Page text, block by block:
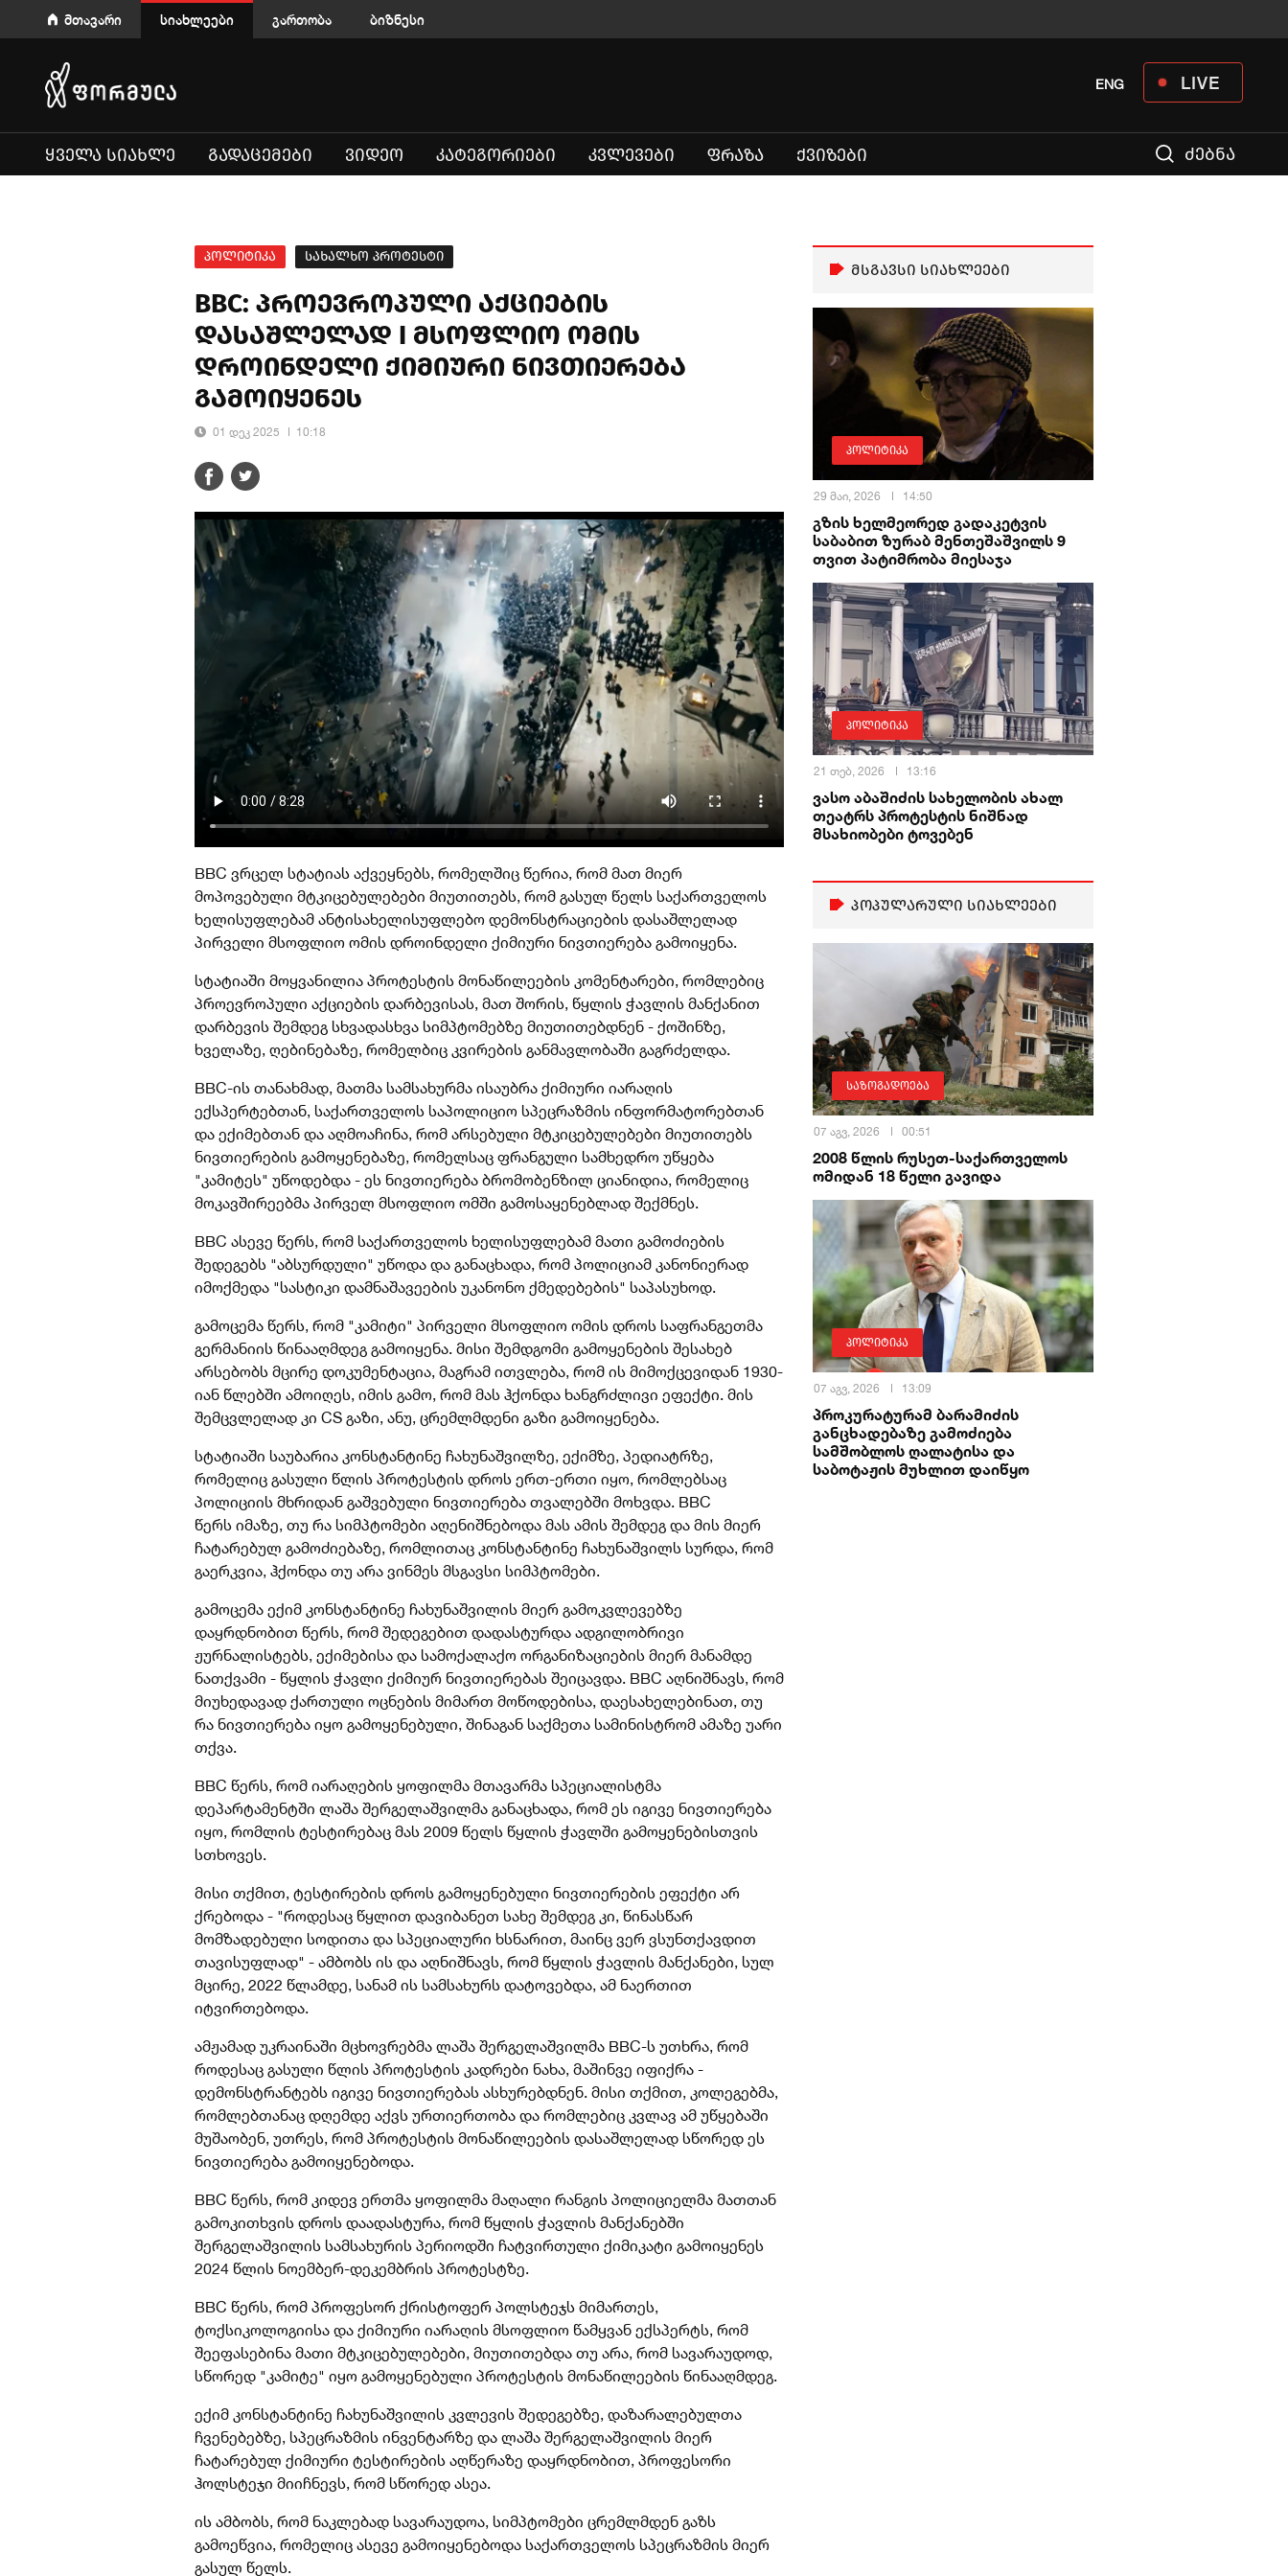
მთავარი სიახლეები გართობა ბიზნესი
LIVE
ENG
ᲧᲕᲔᲚᲐ ᲡᲘᲐᲮᲚᲔ ᲒᲐᲓᲐᲪᲔᲛᲔᲑᲘ ᲕᲘᲓᲔᲝ ᲙᲐᲢᲔᲒᲝᲠᲘᲔᲑᲘ ᲙᲕᲚᲔᲕᲔᲑᲘ ᲤᲠᲐᲖᲐ ᲥᲕᲘᲖᲔᲑᲘ ძებნა
პოლიტიკა სახალხო პროტესტი
BBC: პროევროპული აქციების
დასაშლელად I მსოფლიო ომის
დროინდელი ქიმიური ნივთიერება
გამოიყენეს
01 დეკ 2025 10:18
BBC ვრცელ სტატიას აქვეყნებს, რომელშიც წერია, რომ მათ მიერ
მოპოვებული მტკიცებულებები მიუთითებს, რომ გასულ წელს საქართველოს
ხელისუფლებამ ანტისახელისუფლებო დემონსტრაციების დასაშლელად
პირველი მსოფლიო ომის დროინდელი ქიმიური ნივთიერება გამოიყენა.
სტატიაში მოყვანილია პროტესტის მონაწილეების კომენტარები, რომლებიც
პროევროპული აქციების დარბევისას, მათ შორის, წყლის ჭავლის მანქანით
დარბევის შემდეგ სხვადასხვა სიმპტომებზე მიუთითებდნენ - ქოშინზე,
ხველაზე, ღებინებაზე, რომელბიც კვირების განმავლობაში გაგრძელდა.
BBC-ის თანახმად, მათმა სამსახურმა ისაუბრა ქიმიური იარაღის
ექსპერტებთან, საქართველოს საპოლიციო სპეცრაზმის ინფორმატორებთან
და ექიმებთან და აღმოაჩინა, რომ არსებული მტკიცებულებები მიუთითებს
ნივთიერების გამოყენებაზე, რომელსაც ფრანგული სამხედრო უწყება
"კამიტეს" უწოდებდა - ეს ნივთიერება ბრომობენზილ ციანიდია, რომელიც
მოკავშირეებმა პირველ მსოფლიო ომში გამოსაყენებლად შექმნეს.
BBC ასევე წერს, რომ საქართველოს ხელისუფლებამ მათი გამოძიების
შედეგებს "აბსურდული" უწოდა და განაცხადა, რომ პოლიციამ კანონიერად
იმოქმედა "სასტიკი დამნაშავეების უკანონო ქმედებების" საპასუხოდ.
გამოცემა წერს, რომ "კამიტი" პირველი მსოფლიო ომის დროს საფრანგეთმა
გერმანიის წინააღმდეგ გამოიყენა. მისი შემდგომი გამოყენების შესახებ
არსებობს მცირე დოკუმენტაცია, მაგრამ ითვლება, რომ ის მიმოქცევიდან 1930-
იან წლებში ამოიღეს, იმის გამო, რომ მას ჰქონდა ხანგრძლივი ეფექტი. მის
შემცვლელად კი CS გაზი, ანუ, ცრემლმდენი გაზი გამოიყენება.
სტატიაში საუბარია კონსტანტინე ჩახუნაშვილზე, ექიმზე, პედიატრზე,
რომელიც გასული წლის პროტესტის დროს ერთ-ერთი იყო, რომლებსაც
პოლიციის მხრიდან გაშვებული ნივთიერება თვალებში მოხვდა. BBC
წერსიმაზე, თუ რა სიმპტომები აღენიშნებოდა მას ამის შემდეგ და მის მიერ
ჩატარებულ გამოძიებაზე, რომლითაც კონსტანტინე ჩახუნაშვილს სურდა, რომ
გაერკვია, ჰქონდა თუ არა ვინმეს მსგავსი სიმპტომები.
გამოცემა ექიმ კონსტანტინე ჩახუნაშვილის მიერ გამოკვლევებზე
დაყრდნობით წერს, რომ შედეგებით დადასტურდა ადგილობრივი
ჟურნალისტებს, ექიმებისა და სამოქალაქო ორგანიზაციების მიერ მანამდე
ნათქვამი - წყლის ჭავლი ქიმიურ ნივთიერებას შეიცავდა. BBC აღნიშნავს, რომ
მიუხედავად ქართული ოცნების მიმართ მოწოდებისა, დაესახელებინათ, თუ
რა ნივთიერება იყო გამოყენებული, შინაგან საქმეთა სამინისტრომ ამაზე უარი
თქვა.
BBC წერს, რომ იარაღების ყოფილმა მთავარმა სპეციალისტმა
დეპარტამენტში ლაშა შერგელაშვილმა განაცხადა, რომ ეს იგივე ნივთიერება
იყო, რომლის ტესტირებაც მას 2009 წელს წყლის ჭავლში გამოყენებისთვის
სთხოვეს.
მისი თქმით, ტესტირების დროს გამოყენებული ნივთიერების ეფექტი არ
ქრებოდა - "როდესაც წყლით დავიბანეთ სახე შემდეგ კი, წინასწარ
მომზადებული სოდითა და სპეციალური ხსნარით, მაინც ვერ ვსუნთქავდით
თავისუფლად" - ამბობს ის და აღნიშნავს, რომ წყლის ჭავლის მანქანები, სულ
მცირე, 2022 წლამდე, სანამ ის სამსახურს დატოვებდა, ამ ნაერთით
იტვირთებოდა.
ამჟამად უკრაინაში მცხოვრებმა ლაშა შერგელაშვილმა BBC-ს უთხრა, რომ
როდესაც გასული წლის პროტესტის კადრები ნახა, მაშინვე იფიქრა -
დემონსტრანტებს იგივე ნივთიერებას ასხურებდნენ. მისი თქმით, კოლეგებმა,
რომლებთანაც დღემდე აქვს ურთიერთობა და რომლებიც კვლავ ამ უწყებაში
მუშაობენ, უთრეს, რომ პროტესტის მონაწილეების დასაშლელად სწორედ ეს
ნივთიერება გამოიყენებოდა.
BBC წერს, რომ კიდევ ერთმა ყოფილმა მაღალი რანგის პოლიციელმა მათთან
გამოკითხვის დროს დაადასტურა, რომ წყლის ჭავლის მანქანებში
შერგელაშვილის სამსახურის პერიოდში ჩატვირთული ქიმიკატი გამოიყენეს
2024 წლის ნოემბერ-დეკემბრის პროტესტზე.
BBC წერს, რომ პროფესორ ქრისტოფერ პოლსტეჯს მიმართეს,
ტოქსიკოლოგიისა და ქიმიური იარაღის მსოფლიო წამყვან ექსპერტს, რომ
შეეფასებინა მათი მტკიცებულებები, მიუთითებდა თუ არა, რომ სავარაუდოდ,
სწორედ "კამიტე" იყო გამოყენებული პროტესტის მონაწილეების წინააღმდეგ.
ექიმ კონსტანტინე ჩახუნაშვილის კვლევის შედეგებზე, დაზარალებულთა
ჩვენებებზე, სპეცრაზმის ინვენტარზე და ლაშა შერგელაშვილის მიერ
ჩატარებულ ქიმიური ტესტირების აღწერაზე დაყრდნობით, პროფესორი
ჰოლსტეჯი მიიჩნევს, რომ სწორედ ასეა.
ის ამბობს, რომ ნაკლებად სავარაუდოა, სიმპტომები ცრემლმდენ გაზს
გამოეწვია, რომელიც ასევე გამოიყენებოდა საქართველოს სპეცრაზმის მიერ
გასულ წელს.
მსგავსი სიახლეები
პოლიტიკა
29 მაი, 2026 14:50
გზის ხელმეორედ გადაკეტვის
საბაბით ზურაბ მენთეშაშვილს 9
თვით პატიმრობა მიესაჯა
პოლიტიკა
21 თებ, 2026 13:16
ვასო აბაშიძის სახელობის ახალ
თეატრს პროტესტის ნიშნად
მსახიობები ტოვებენ
პოპულარული სიახლეები
საზოგადოება
07 აგვ, 2026 00:51
2008 წლის რუსეთ-საქართველოს
ომიდან 18 წელი გავიდა
პოლიტიკა
07 აგვ, 2026 13:09
პროკურატურამ ბარამიძის
განცხადებაზე გამოძიება
სამშობლოს ღალატისა და
საბოტაჟის მუხლით დაიწყო